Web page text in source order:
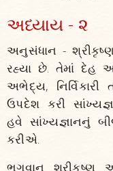
અધ્યાય - ૨
અનુસંધાન -
રહ્યા છે. તેમાં દેહ
અભેદ્ય,
ઉપદેશ કરી
હવે સાંખ્યજ્ઞાનનું
કરીએ.
ભગવાન શ્રીકૃષ્ણ